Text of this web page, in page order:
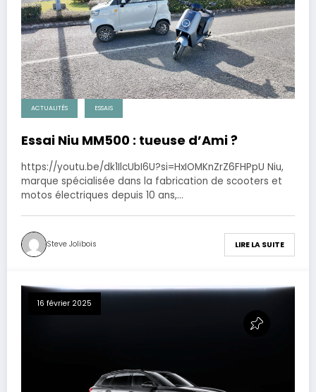
ACTUALITÉS ESSAIS
Essai Niu MM500 : tueuse d’Ami ?
https://youtu.be/dk1IlcUbI6U?si=HxIOMKnZrZ6FHPpU Niu,
marque spécialisée dans la fabrication de scooters et
motos électriques depuis 10 ans,…
Steve Jolibois LIRE LA SUITE
16 février 2025